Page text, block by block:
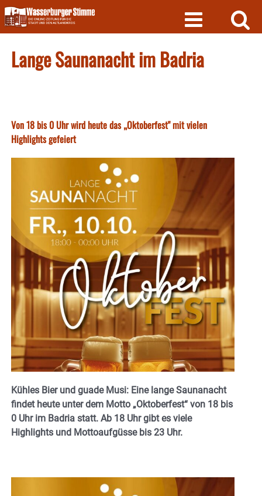
Skip
to
content
Lange Saunanacht im Badria
Von 18 bis 0 Uhr wird heute das „Oktoberfest" mit vielen
Highlights gefeiert
Kühles Bier und guade Musi: Eine lange Saunanacht
findet heute unter dem Motto „Oktoberfest“ von 18 bis
0 Uhr im Badria statt. Ab 18 Uhr gibt es viele
Highlights und Mottoaufgüsse bis 23 Uhr.